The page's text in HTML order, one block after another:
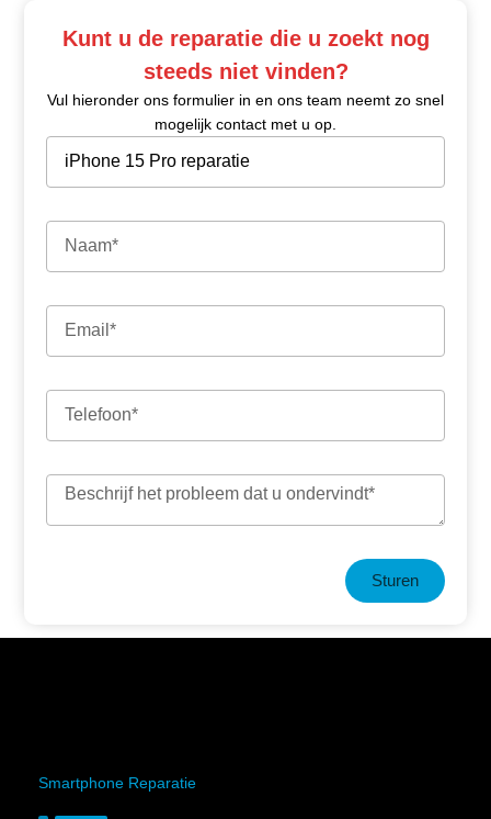
Kunt u de reparatie die u zoekt nog
steeds niet vinden?
Vul hieronder ons formulier in en ons team neemt zo snel
mogelijk contact met u op.
Sturen
Smartphone Reparatie